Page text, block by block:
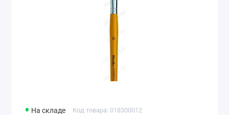
На складе Код товара: 018300012